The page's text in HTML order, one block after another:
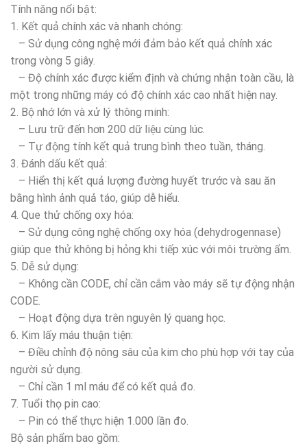
Tính năng nổi bật:
1. Kết quả chính xác và nhanh chóng:
– Sử dụng công nghệ mới đảm bảo kết quả chính xác
trong vòng 5 giây.
– Độ chính xác được kiểm định và chứng nhận toàn cầu, là
một trong những máy có độ chính xác cao nhất hiện nay.
2. Bộ nhớ lớn và xử lý thông minh:
– Lưu trữ đến hơn 200 dữ liệu cùng lúc.
– Tự động tính kết quả trung bình theo tuần, tháng.
3. Đánh dấu kết quả:
– Hiển thị kết quả lượng đường huyết trước và sau ăn
bằng hình ảnh quả táo, giúp dễ hiểu.
4. Que thử chống oxy hóa:
– Sử dụng công nghệ chống oxy hóa (dehydrogennase)
giúp que thử không bị hỏng khi tiếp xúc với môi trường ẩm.
5. Dễ sử dụng:
– Không cần CODE, chỉ cần cắm vào máy sẽ tự động nhận
CODE.
– Hoạt động dựa trên nguyên lý quang học.
6. Kim lấy máu thuận tiện:
– Điều chỉnh độ nông sâu của kim cho phù hợp với tay của
người sử dụng.
– Chỉ cần 1 ml máu để có kết quả đo.
7. Tuổi thọ pin cao:
– Pin có thể thực hiện 1.000 lần đo.
Bộ sản phẩm bao gồm: